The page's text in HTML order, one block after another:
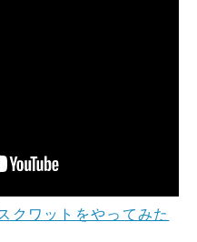
クワットをやってみた